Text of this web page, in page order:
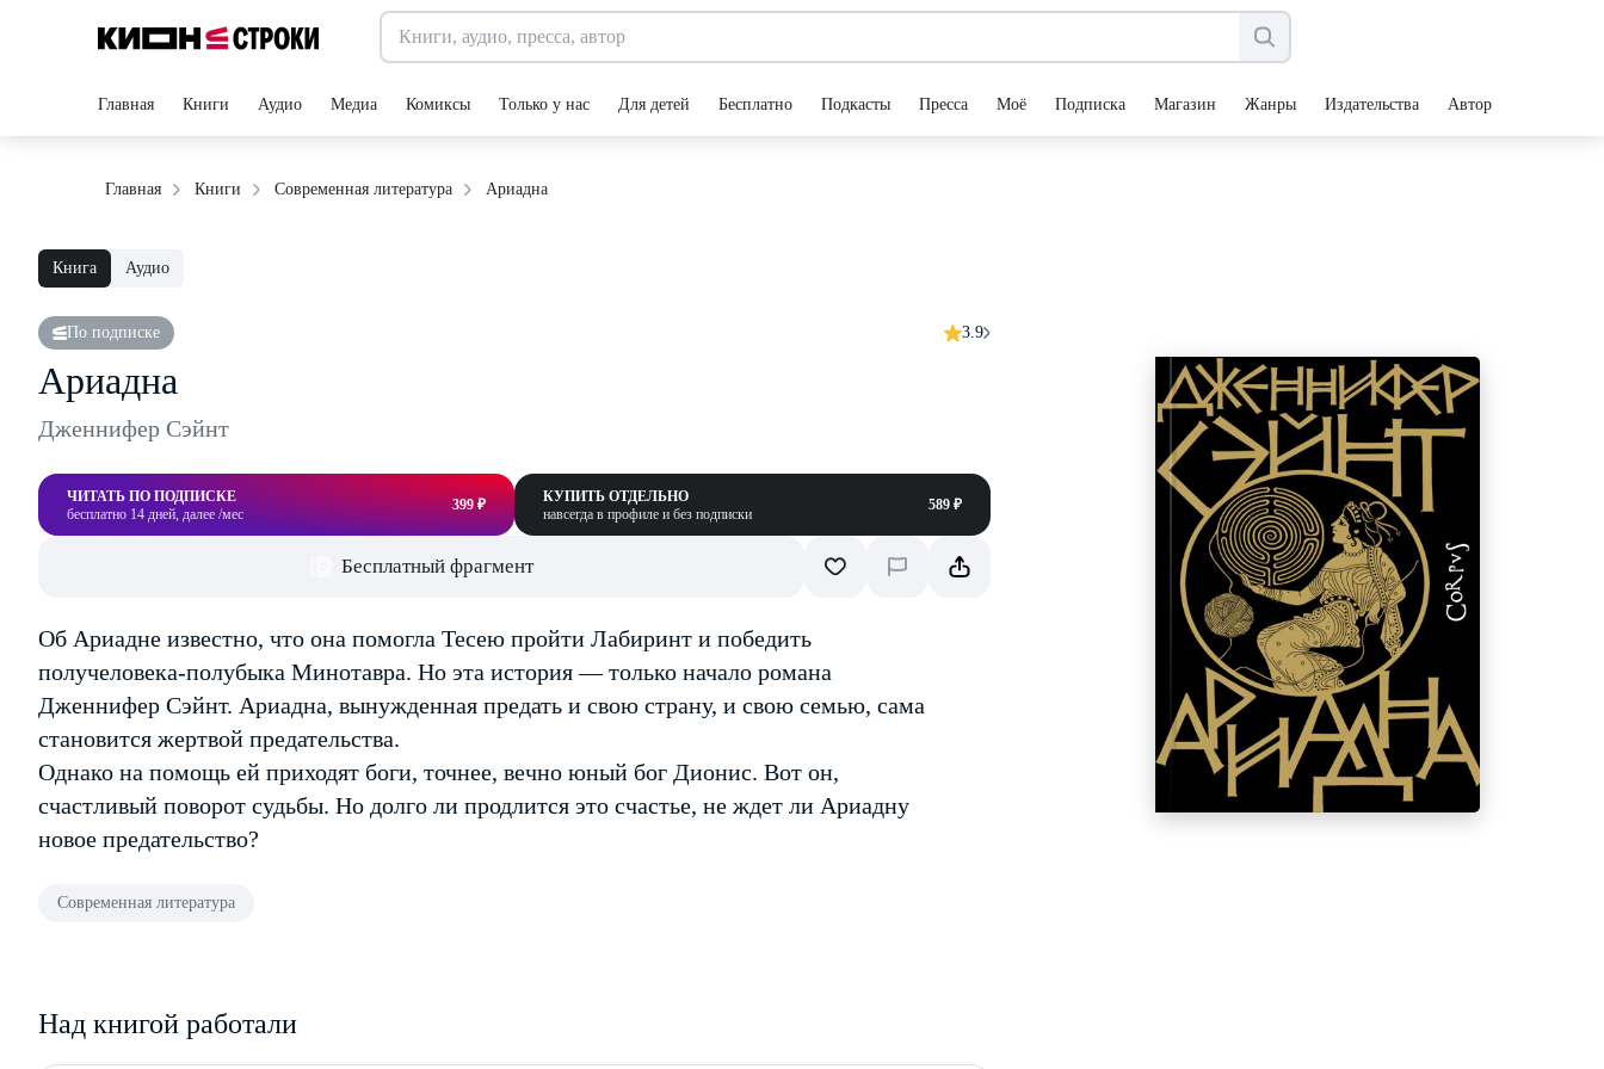
Главная Книги Аудио Медиа Комиксы Только у нас Для детей Бесплатно Подкасты Пресса Моё Подписка Магазин Жанры Издательства Авторы
Главная Книги Современная литература Ариадна
Книга Аудио
По подписке 3.9
Ариадна
Дженнифер Сэйнт
ЧИТАТЬ ПО ПОДПИСКЕ
бесплатно 14 дней, далее /мес
399 ₽
КУПИТЬ ОТДЕЛЬНО
навсегда в профиле и без подписки
589 ₽
Бесплатный фрагмент
Об Ариадне известно, что она помогла Тесею пройти Лабиринт и победить
получеловека-полубыка Минотавра. Но эта история — только начало романа
Дженнифер Сэйнт. Ариадна, вынужденная предать и свою страну, и свою семью, сама
становится жертвой предательства.
Однако на помощь ей приходят боги, точнее, вечно юный бог Дионис. Вот он,
счастливый поворот судьбы. Но долго ли продлится это счастье, не ждет ли Ариадну
новое предательство?
Современная литература
Над книгой работали